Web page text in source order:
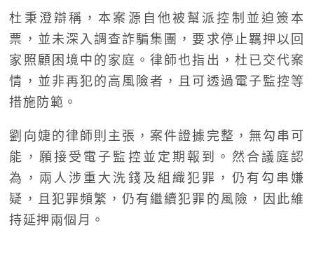
杜秉澄辯稱，本案源自他被幫派控制並迫簽本
票，並未深入調查詐騙集團，要求停止羈押以回
家照顧困境中的家庭。律師也指出，杜已交代案
情，並非再犯的高風險者，且可透過電子監控等
措施防範。
劉向婕的律師則主張，案件證據完整，無勾串可
能，願接受電子監控並定期報到。然合議庭認
為，兩人涉重大洗錢及組織犯罪，仍有勾串嫌
疑，且犯罪頻繁，仍有繼續犯罪的風險，因此維
持延押兩個月。